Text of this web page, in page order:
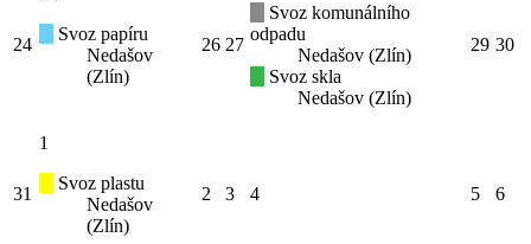
24
Svoz papíru
Nedašov
(Zlín)
26 27
Svoz komunálního
odpadu
Nedašov (Zlín)
Svoz skla
Nedašov (Zlín)
29 30
31
1
Svoz plastu
Nedašov
(Zlín)
2 3 4 5 6